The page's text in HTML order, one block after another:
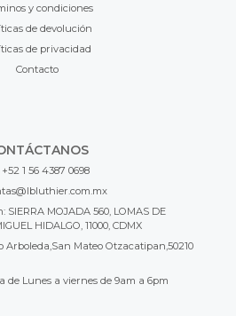
y condiciones
de devolución
de privacidad
Contacto
+52 1 56 4387 0698
MOJADA 560, LOMAS DE
HIDALGO, 11000, CDMX
Arboleda,San Mateo Otzacatipan,50210
de Lunes a viernes de 9am a 6pm